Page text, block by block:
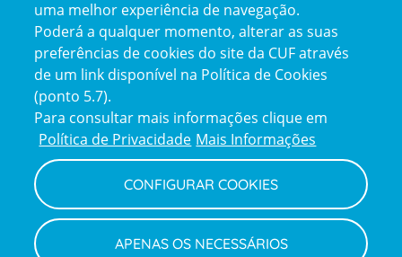
Reclamações
e
elogios
Política de Privacidade e Cookies
Termos e Condições
Declaração de Acessibilidade
uma melhor experiência de navegação.
Poderá a qualquer momento, alterar as suas
preferências de cookies do site da CUF através
de um link disponível na Política de Cookies
(ponto 5.7).
Para consultar mais informações clique em
Política de Privacidade Mais Informações
CONFIGURAR COOKIES
APENAS OS NECESSÁRIOS